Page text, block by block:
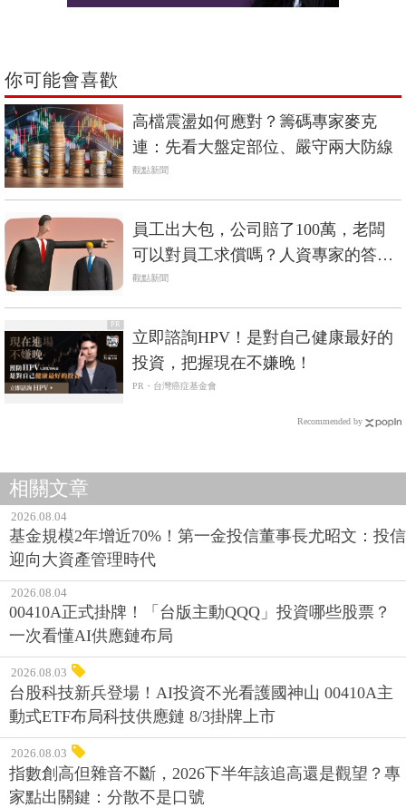
你可能會喜歡
高檔震盪如何應對？籌碼專家麥克
連：先看大盤定部位、嚴守兩大防線
觀點新聞
員工出大包，公司賠了100萬，老闆
可以對員工求償嗎？人資專家的答案
是⋯
觀點新聞
PR
立即諮詢HPV！是對自己健康最好的
投資，把握現在不嫌晚！
PR・台灣癌症基金會
Recommended by
相關文章
2026.08.04
基金規模2年增近70%！第一金投信董事長尤昭文：投信
迎向大資產管理時代
2026.08.04
00410A正式掛牌！「台版主動QQQ」投資哪些股票？
一次看懂AI供應鏈布局
2026.08.03
台股科技新兵登場！AI投資不光看護國神山 00410A主
動式ETF布局科技供應鏈 8/3掛牌上市
2026.08.03
指數創高但雜音不斷，2026下半年該追高還是觀望？專
家點出關鍵：分散不是口號